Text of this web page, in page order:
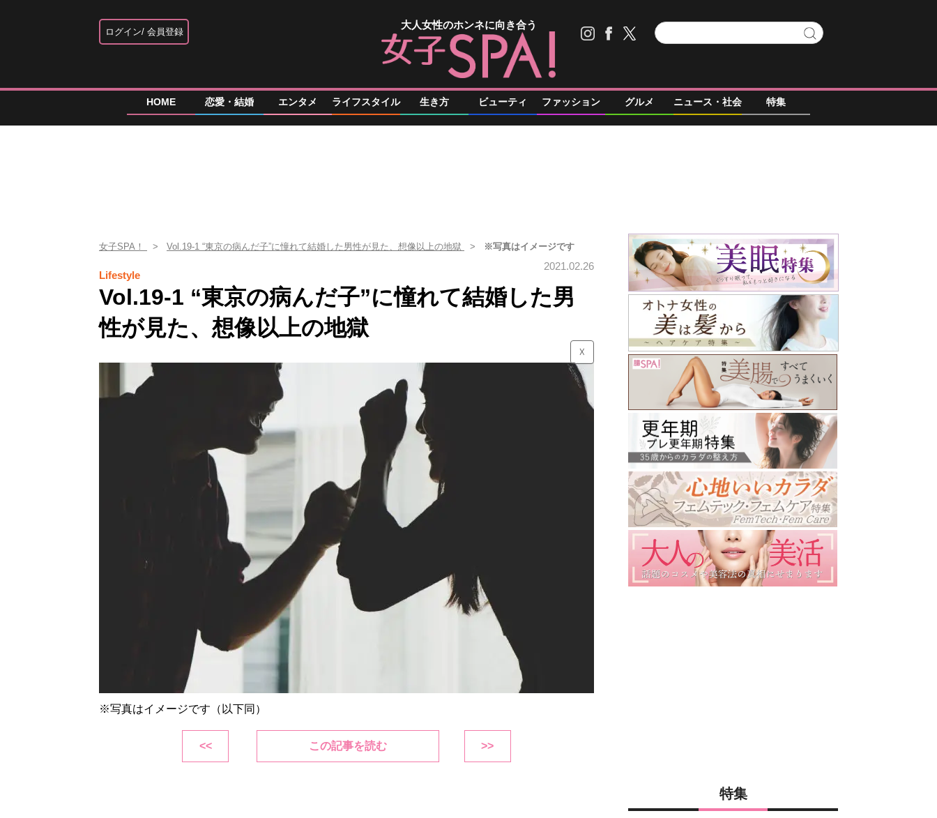
ログイン 会員登録
大人女性のホンネに向き合う
HOME 恋愛・結婚 エンタメ ライフスタイル 生き方 ビューティ ファッション グルメ ニュース・社会 特集
女子SPA！ Vol.19-1 “東京の病んだ子”に憧れて結婚した男性が見た、想像以上の地獄 ※写真はイメージです
Lifestyle
2021.02.26
Vol.19-1 “東京の病んだ子”に憧れて結婚した男
性が見た、想像以上の地獄
☓
※写真はイメージです（以下同）
<< この記事を読む >>
特集